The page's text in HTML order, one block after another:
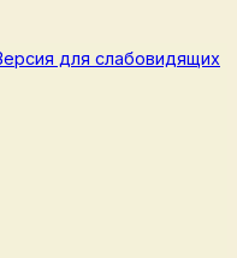
для слабовидящих